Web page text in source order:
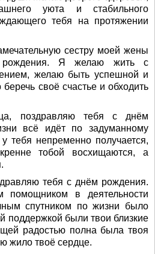
уюта и стабильного
тебя на протяжении
сестру моей жены
Я желаю жить с
желаю быть успешной и
своё счастье и обходить
поздравляю тебя с днём
всё идёт по задуманному
тебя непременно получается,
тобой восхищаются, а
тебя с днём рождения.
в деятельности
спутником по жизни было
поддержкой были твои близкие
радостью полна была твоя
жило твоё сердце.